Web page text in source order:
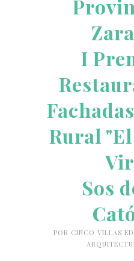
I
Rural
Sos
POR CINCO VILLAS